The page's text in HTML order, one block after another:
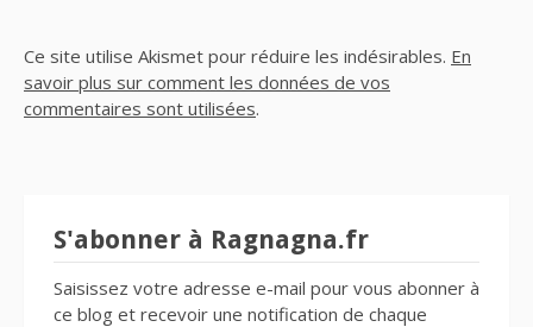
Ce site utilise Akismet pour réduire les indésirables. En
savoir plus sur comment les données de vos
commentaires sont utilisées.
S'abonner à Ragnagna.fr
Saisissez votre adresse e-mail pour vous abonner à
ce blog et recevoir une notification de chaque